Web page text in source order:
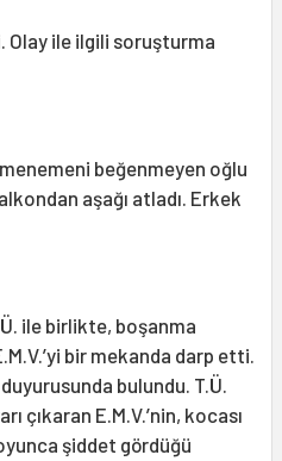
Olay ile ilgili soruşturma
menemeni beğenmeyen oğlu
aşağı atladı. Erkek
ile birlikte, boşanma
bir mekanda darp etti.
bulundu. T.Ü.
çıkaran E.M.V.’nin, kocası
şiddet gördüğü